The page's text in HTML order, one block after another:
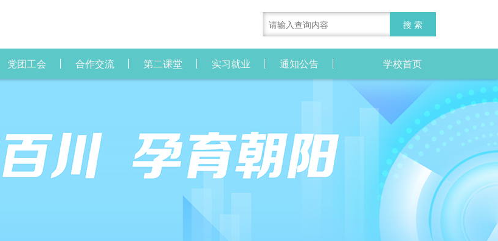
党团工会 合作交流 第二课堂 实习就业 通知公告 学校首页